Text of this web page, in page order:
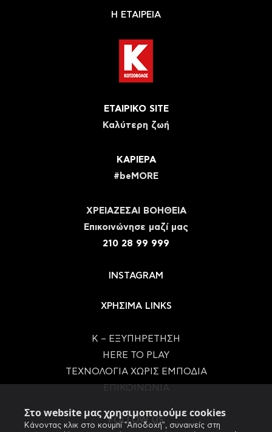
Στο website μας χρησιμοποιούμε cookies
Κάνοντας κλικ στο κουμπί "Αποδοχή", συναινείς στη
Η ΕΤΑΙΡΕΙΑ
ΕΤΑΙΡΙΚΟ SITE
Καλύτερη ζωή
ΚΑΡΙΕΡΑ
#beMORE
ΧΡΕΙΑΖΕΣΑΙ ΒΟΗΘΕΙΑ
Eπικοινώνησε μαζί μας
210 28 99 999
INSTAGRAM
ΧΡΗΣΙΜΑ LINKS
Κ – ΕΞΥΠΗΡΕΤΗΣΗ
HERE TO PLAY
ΤΕΧΝΟΛΟΓΙΑ ΧΩΡΙΣ ΕΜΠΟΔΙΑ
FOLLOW US